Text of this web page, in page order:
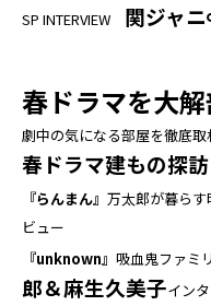
SP INTERVIEW 関ジャ
春ドラマを大解
劇中の気になる部屋を徹底取
春ドラマ建もの探訪
『らんまん』 万太郎が暮ら
ビュー
『unknown』 吸血鬼ファミ
郎＆麻生久美子イン